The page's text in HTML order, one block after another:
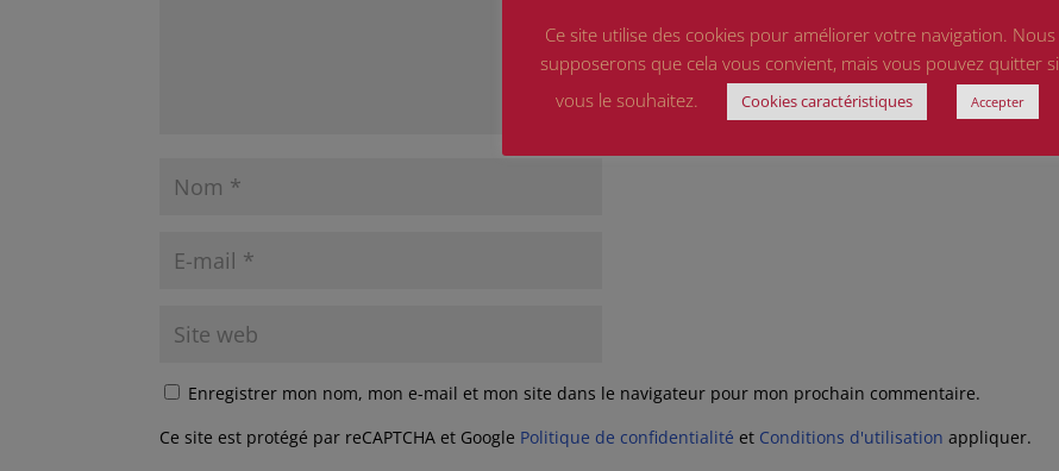
Enregistrer mon nom, mon e-mail et mon site dans le navigateur pour mon prochain commentaire.
Ce site est protégé par reCAPTCHA et Google Politique de confidentialité et Conditions d'utilisation appliquer.
Ce site utilise des cookies pour améliorer votre navigation. Nous
supposerons que cela vous convient, mais vous pouvez quitter si
vous le souhaitez.
Cookies caractéristiques Accepter